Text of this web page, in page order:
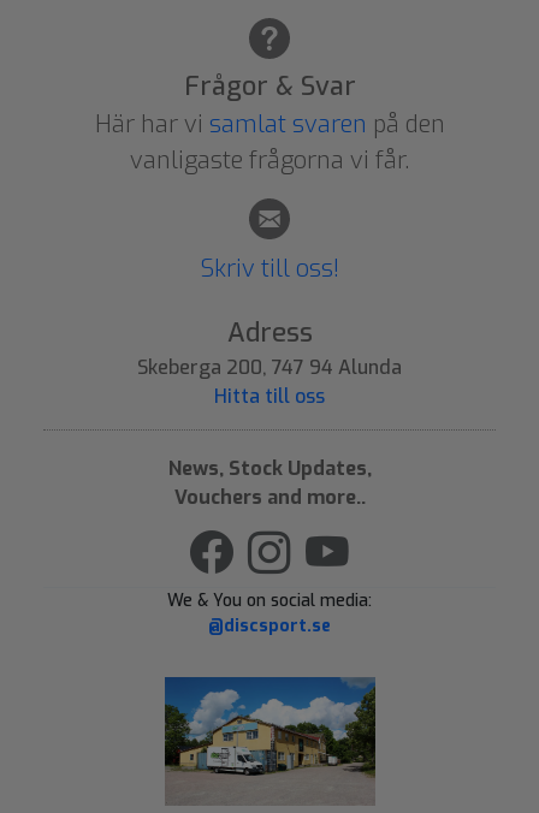
Frågor & Svar
Här har vi samlat svaren på den
vanligaste frågorna vi får.
Skriv till oss!
Adress
Skeberga 200, 747 94 Alunda
Hitta till oss
News, Stock Updates,
Vouchers and more..
We & You on social media:
@discsport.se